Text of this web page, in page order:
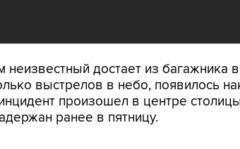
неизвестный достает из багажника
выстрелов в небо, появилось
произошел в центре
ранее в пятницу.